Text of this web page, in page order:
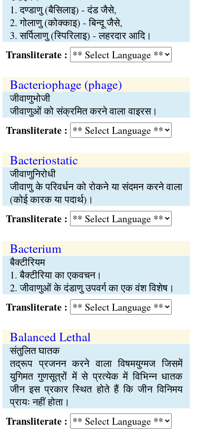
1. दण्डाणु (बैसिलाइ) - दंड जैसे,
2. गोलाणु (कोक्काइ) - बिन्दू जैसे,
3. सर्पिलाणु (स्पिरिलाइ) - लहरदार आदि।
:
Bacteriophage (phage)
जीवाणुभोजी
जीवाणुओं को संक्रमित करने वाला वाइरस।
:
Bacteriostatic
जीवाणुनिरोधी
जीवाणु के परिवर्धन को रोकने या संदमन करने वाला
(कोई कारक या पदार्थ)।
:
Bacterium
बैक्टीरियम
1. बैक्टीरिया का एकवचन।
2. जीवाणुओं के दंडाणु उपवर्ग का एक वंश विशेष।
:
Balanced Lethal
संतुलित घातक
तद्रूप प्रजनन करने वाला विषमयुग्मज जिसमें
युगिमत गुणसूत्रों में से प्रत्येक में विभिन्न धातक
जीन इस प्रकार स्थित होते हैं कि जीन विनिमय
प्रायः नहीं होता।
: